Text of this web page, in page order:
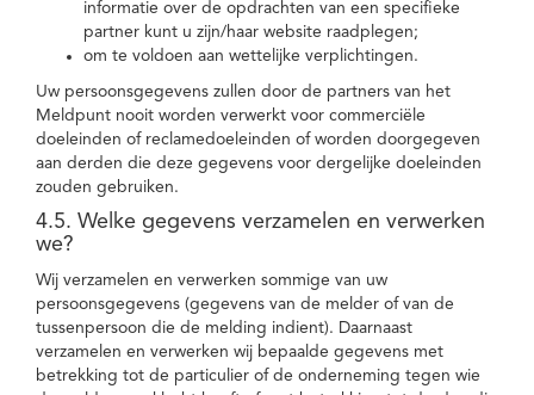
informatie over de opdrachten van een specifieke
partner kunt u zijn/haar website raadplegen;
om te voldoen aan wettelijke verplichtingen.
Uw persoonsgegevens zullen door de partners van het
Meldpunt nooit worden verwerkt voor commerciële
doeleinden of reclamedoeleinden of worden doorgegeven
aan derden die deze gegevens voor dergelijke doeleinden
zouden gebruiken.
4.5. Welke gegevens verzamelen en verwerken
we?
Wij verzamelen en verwerken sommige van uw
persoonsgegevens (gegevens van de melder of van de
tussenpersoon die de melding indient). Daarnaast
verzamelen en verwerken wij bepaalde gegevens met
betrekking tot de particulier of de onderneming tegen wie